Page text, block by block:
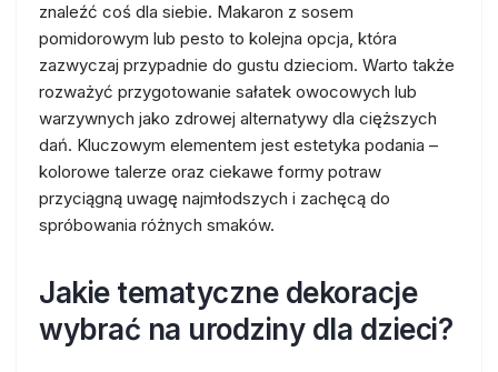
znaleźć coś dla siebie. Makaron z sosem
pomidorowym lub pesto to kolejna opcja, która
zazwyczaj przypadnie do gustu dzieciom. Warto także
rozważyć przygotowanie sałatek owocowych lub
warzywnych jako zdrowej alternatywy dla cięższych
dań. Kluczowym elementem jest estetyka podania –
kolorowe talerze oraz ciekawe formy potraw
przyciągną uwagę najmłodszych i zachęcą do
spróbowania różnych smaków.
Jakie tematyczne dekoracje
wybrać na urodziny dla dzieci?